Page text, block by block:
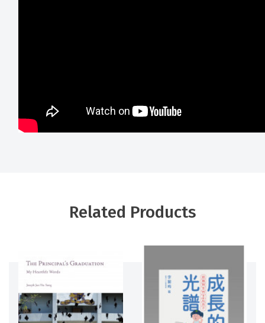
Related Products